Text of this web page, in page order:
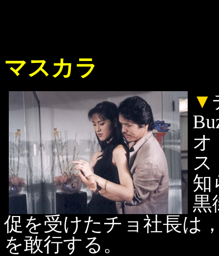
マスカラ
▼
オ
ス
知
黒
促を受けたチョ社長は
を敢行する。